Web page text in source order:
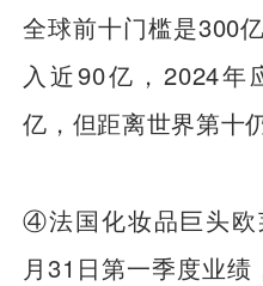
全球前十门槛是300
入近90亿，2024年
亿，但距离世界第十
④法国化妆品巨头欧
月31日第一季度业